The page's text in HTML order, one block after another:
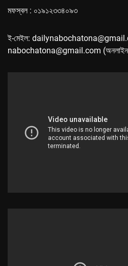
মফস্বল : ০১৯১২৩৩৪০৯৩
ই-মেইল:
nabochatona@gmail.com